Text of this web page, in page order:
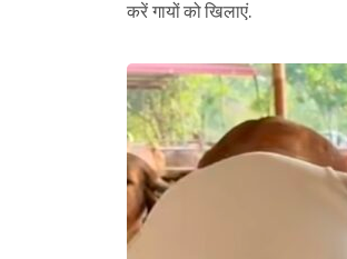
करें गायों को खिलाएं.